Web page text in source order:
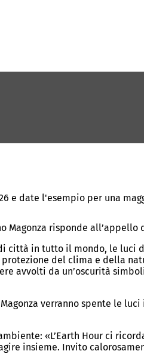
e date l'esempio per una
Magonza risponde
città in tutto il mondo, le luci
del clima e della
avvolti da un’oscurità
verranno spente le
«L’Earth Hour ci
insieme. Invito